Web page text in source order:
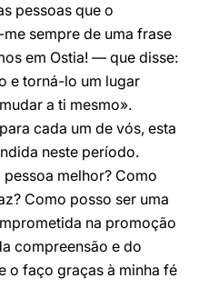
pessoas que o
sempre de uma frase
em Ostia! — que disse:
e torná-lo um lugar
a ti mesmo».
cada um de vós, esta
neste período.
melhor? Como
Como posso ser uma
na promoção
compreensão e do
o faço graças à minha fé